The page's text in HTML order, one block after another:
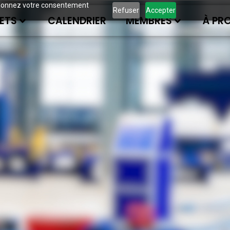
votre consentement
Refuser Accepter
CALENDRIER MEMBRES À